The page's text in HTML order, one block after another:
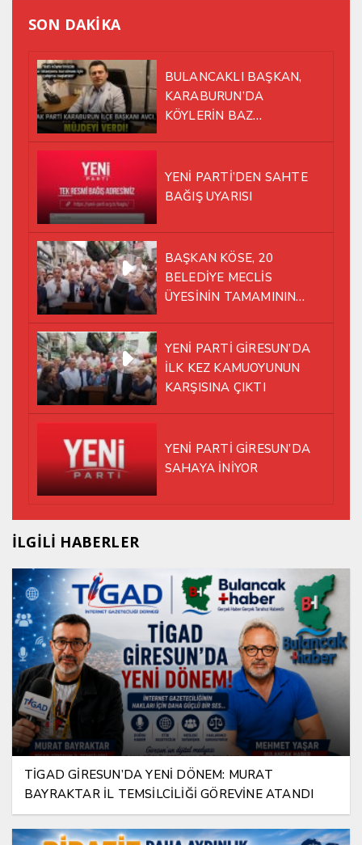
SON DAKİKA
BULANCAKLI BAŞKAN,
KARABURUN’DA
KÖYLERİN BAZ
YENİ PARTİ’DEN SAHTE
BAĞIŞ UYARISI
BAŞKAN KÖSE, 20
BELEDİYE MECLİS
ÜYESİNİN TAMAMININ
YÜRÜMEYE KARAR VERDİK
YENİ PARTİ GİRESUN’DA
İLK KEZ KAMUOYUNUN
KARŞISINA ÇIKTI
YENİ PARTİ GİRESUN’DA
SAHAYA İNİYOR
İLGİLİ HABERLER
TİGAD GİRESUN’DA YENİ DÖNEM: MURAT
BAYRAKTAR İL TEMSİLCİLİĞİ GÖREVİNE ATANDI